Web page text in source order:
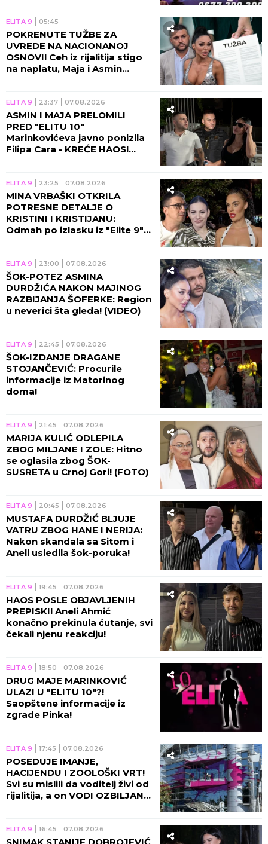
ELITA 9 05:45
POKRENUTE TUŽBE ZA
UVREDE NA NACIONANOJ
OSNOVI! Ceh iz rijalitija stigo
na naplatu, Maja i Asmin
ELITA 9 23:37 07.08.2026
ASMIN I MAJA PRELOMILI
PRED "ELITU 10"
Marinkovićeva javno ponizila
Filipa Cara - KREĆE HAOS!
ELITA 9 23:25 07.08.2026
MINA VRBAŠKI OTKRILA
POTRESNE DETALJE O
KRISTINI I KRISTIJANU:
Odmah po izlasku iz "Elite 9"
ELITA 9 23:00 07.08.2026
ŠOK-POTEZ ASMINA
DURDŽIĆA NAKON MAJINOG
RAZBIJANJA ŠOFERKE: Region
u neverici šta gleda! (VIDEO)
ELITA 9 22:45 07.08.2026
ŠOK-IZDANJE DRAGANE
STOJANČEVIĆ: Procurile
informacije iz Matorinog
doma!
ELITA 9 21:45 07.08.2026
MARIJA KULIĆ ODLEPILA
ZBOG MILJANE I ZOLE: Hitno
se oglasila zbog ŠOK-
SUSRETA u Crnoj Gori! (FOTO)
ELITA 9 20:45 07.08.2026
MUSTAFA DURDŽIĆ BLJUJE
VATRU ZBOG HANE I NERIJA:
Nakon skandala sa Sitom i
Aneli usledila šok-poruka!
ELITA 9 19:45 07.08.2026
HAOS POSLE OBJAVLJENIH
PREPISKI! Aneli Ahmić
konačno prekinula ćutanje, svi
čekali njenu reakciju!
ELITA 9 18:50 07.08.2026
DRUG MAJE MARINKOVIĆ
ULAZI U "ELITU 10"?!
Saopštene informacije iz
zgrade Pinka!
ELITA 9 17:45 07.08.2026
POSEDUJE IMANJE,
HACIJENDU I ZOOLOŠKI VRT!
Svi su mislili da voditelj živi od
rijalitija, a on VODI OZBILJAN
ELITA 9 16:45 07.08.2026